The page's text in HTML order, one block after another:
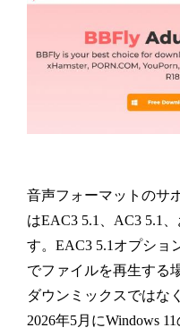
音声フォーマットのサ
はEAC3 5.1、AC3 5.1
す。EAC3 5.1オプショ
でファイルを再生する
ダウンミックスではな
2026年5月にWindows